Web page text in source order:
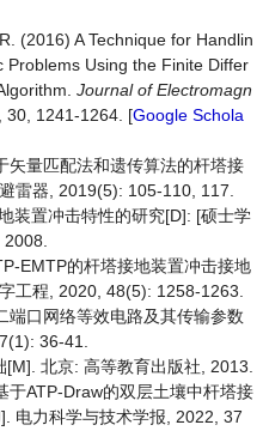
(2016) A Technique for Handlin
Problems Using the Finite Differ
Journal of Electromagn
, 30, 1241-1264. [Google Schola
矢量匹配法和遗传算法的杆塔接
雷器, 2019(5): 105-110, 117.
装置冲击特性的研究[D]: [硕士学
EMTP的杆塔接地装置冲击接地
工程, 2020, 48(5): 1258-1263.
端口网络等效电路及其传输参数
36-41.
北京: 高等教育出版社, 2013.
于ATP-Draw的双层土壤中杆塔接
电力科学与技术学报, 2022, 37